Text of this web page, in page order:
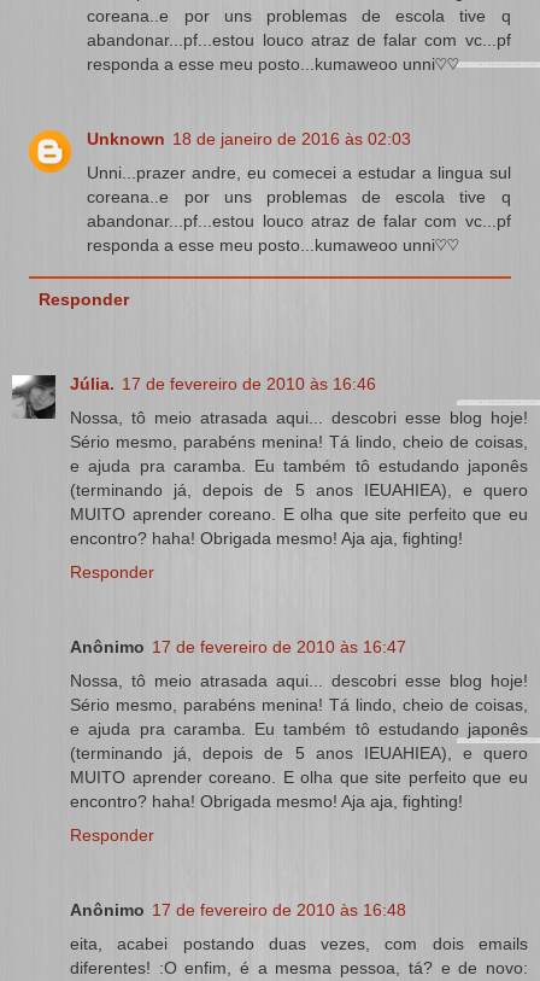
coreana..e por uns problemas de escola tive q
abandonar...pf...estou louco atraz de falar com vc...pf
responda a esse meu posto...kumaweoo unni♡♡
Unknown 18 de janeiro de 2016 às 02:03
Unni...prazer andre, eu comecei a estudar a lingua sul
coreana..e por uns problemas de escola tive q
abandonar...pf...estou louco atraz de falar com vc...pf
responda a esse meu posto...kumaweoo unni♡♡
Responder
Júlia. 17 de fevereiro de 2010 às 16:46
Nossa, tô meio atrasada aqui... descobri esse blog hoje!
Sério mesmo, parabéns menina! Tá lindo, cheio de coisas,
e ajuda pra caramba. Eu também tô estudando japonês
(terminando já, depois de 5 anos IEUAHIEA), e quero
MUITO aprender coreano. E olha que site perfeito que eu
encontro? haha! Obrigada mesmo! Aja aja, fighting!
Responder
Anônimo 17 de fevereiro de 2010 às 16:47
Nossa, tô meio atrasada aqui... descobri esse blog hoje!
Sério mesmo, parabéns menina! Tá lindo, cheio de coisas,
e ajuda pra caramba. Eu também tô estudando japonês
(terminando já, depois de 5 anos IEUAHIEA), e quero
MUITO aprender coreano. E olha que site perfeito que eu
encontro? haha! Obrigada mesmo! Aja aja, fighting!
Responder
Anônimo 17 de fevereiro de 2010 às 16:48
eita, acabei postando duas vezes, com dois emails
diferentes! :O enfim, é a mesma pessoa, tá? e de novo: